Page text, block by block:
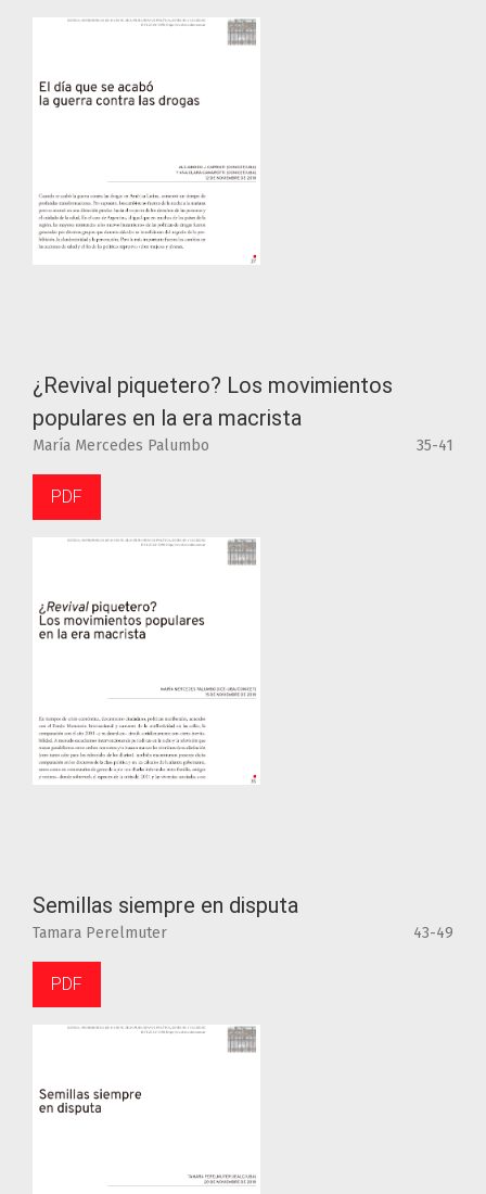
¿Revival piquetero? Los movimientos
populares en la era macrista
María Mercedes Palumbo 35-41
PDF
Semillas siempre en disputa
Tamara Perelmuter 43-49
PDF